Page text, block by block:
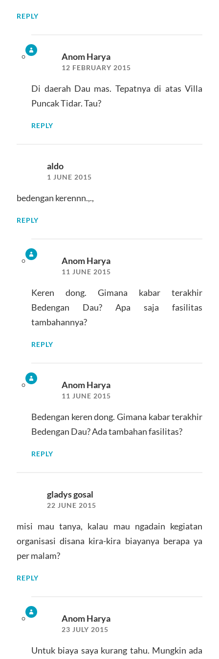
REPLY
Anom Harya
12 FEBRUARY 2015
Di daerah Dau mas. Tepatnya di atas Villa
Puncak Tidar. Tau?
REPLY
aldo
1 JUNE 2015
bedengan kerennn.,.,
REPLY
Anom Harya
11 JUNE 2015
Keren dong. Gimana kabar terakhir
Bedengan Dau? Apa saja fasilitas
tambahannya?
REPLY
Anom Harya
11 JUNE 2015
Bedengan keren dong. Gimana kabar terakhir
Bedengan Dau? Ada tambahan fasilitas?
REPLY
gladys gosal
22 JUNE 2015
misi mau tanya, kalau mau ngadain kegiatan
organisasi disana kira-kira biayanya berapa ya
per malam?
REPLY
Anom Harya
23 JULY 2015
Untuk biaya saya kurang tahu. Mungkin ada